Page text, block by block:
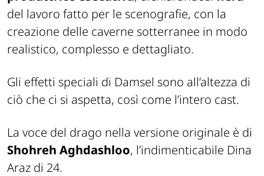
del lavoro fatto per le scenografie, con la
creazione delle caverne sotterranee in modo
realistico, complesso e dettagliato.
Gli effetti speciali di Damsel sono all’altezza di
ciò che ci si aspetta, così come l’intero cast.
La voce del drago nella versione originale è di
Shohreh Aghdashloo, l’indimenticabile Dina
Araz di 24.